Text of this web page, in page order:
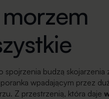
spojrzenia budzą skojarzenia
poranka wpadającym przez
Z przestrzenią, która daje